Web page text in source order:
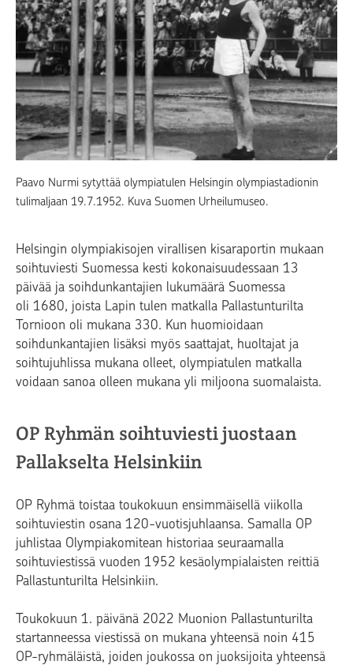
Paavo Nurmi sytyttää olympiatulen Helsingin olympiastadionin
tulimaljaan 19.7.1952. Kuva Suomen Urheilumuseo.
Helsingin olympiakisojen virallisen kisaraportin mukaan
soihtuviesti Suomessa kesti kokonaisuudessaan 13
päivää ja soihdunkantajien lukumäärä Suomessa
oli 1680, joista Lapin tulen matkalla Pallastunturilta
Tornioon oli mukana 330. Kun huomioidaan
soihdunkantajien lisäksi myös saattajat, huoltajat ja
soihtujuhlissa mukana olleet, olympiatulen matkalla
voidaan sanoa olleen mukana yli miljoona suomalaista.
OP Ryhmän soihtuviesti juostaan
Pallakselta Helsinkiin
OP Ryhmä toistaa toukokuun ensimmäisellä viikolla
soihtuviestin osana 120-vuotisjuhlaansa. Samalla OP
juhlistaa Olympiakomitean historiaa seuraamalla
soihtuviestissä vuoden 1952 kesäolympialaisten reittiä
Pallastunturilta Helsinkiin.
Toukokuun 1. päivänä 2022 Muonion Pallastunturilta
startanneessa viestissä on mukana yhteensä noin 415
OP-ryhmäläistä, joiden joukossa on juoksijoita yhteensä